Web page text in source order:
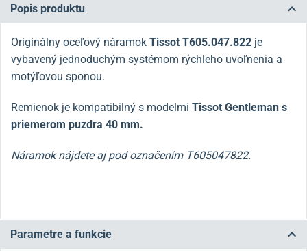
Popis produktu
Originálny oceľový náramok Tissot T605.047.822 je
vybavený jednoduchým systémom rýchleho uvoľnenia a
motýľovou sponou.
Remienok je kompatibilný s modelmi Tissot Gentleman s
priemerom puzdra 40 mm.
Náramok nájdete aj pod označením T605047822.
Parametre a funkcie